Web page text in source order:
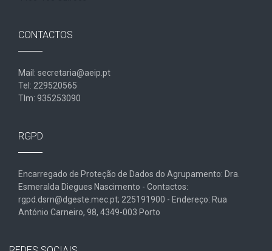
CONTACTOS
Mail: secretaria@aeip.pt
Tel: 229520565
Tlm: 935253090
RGPD
Encarregado de Proteção de Dados do Agrupamento: Dra.
Esmeralda Diegues Nascimento - Contactos:
rgpd.dsrn@dgeste.mec.pt; 225191900 - Endereço: Rua
António Carneiro, 98, 4349-003 Porto